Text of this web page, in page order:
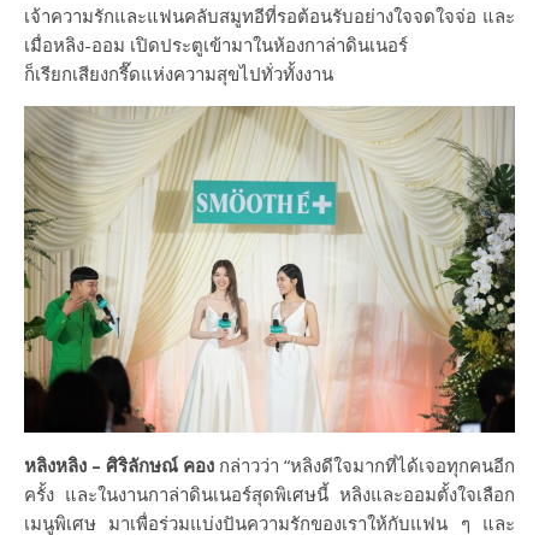
เจ้าความรักและแฟนคลับสมูทอีที่รอต้อนรับอย่างใจจดใจจ่อ และ
เมื่อหลิง-ออม เปิดประตูเข้ามาในห้องกาล่าดินเนอร์
ก็เรียกเสียงกรี๊ดแห่งความสุขไปทั่วทั้งงาน
หลิงหลิง – ศิริลักษณ์ คอง กล่าวว่า “หลิงดีใจมากที่ได้เจอทุกคนอีก
ครั้ง และในงานกาล่าดินเนอร์สุดพิเศษนี้ หลิงและออมตั้งใจเลือก
เมนูพิเศษ มาเพื่อร่วมแบ่งปันความรักของเราให้กับแฟน ๆ และ